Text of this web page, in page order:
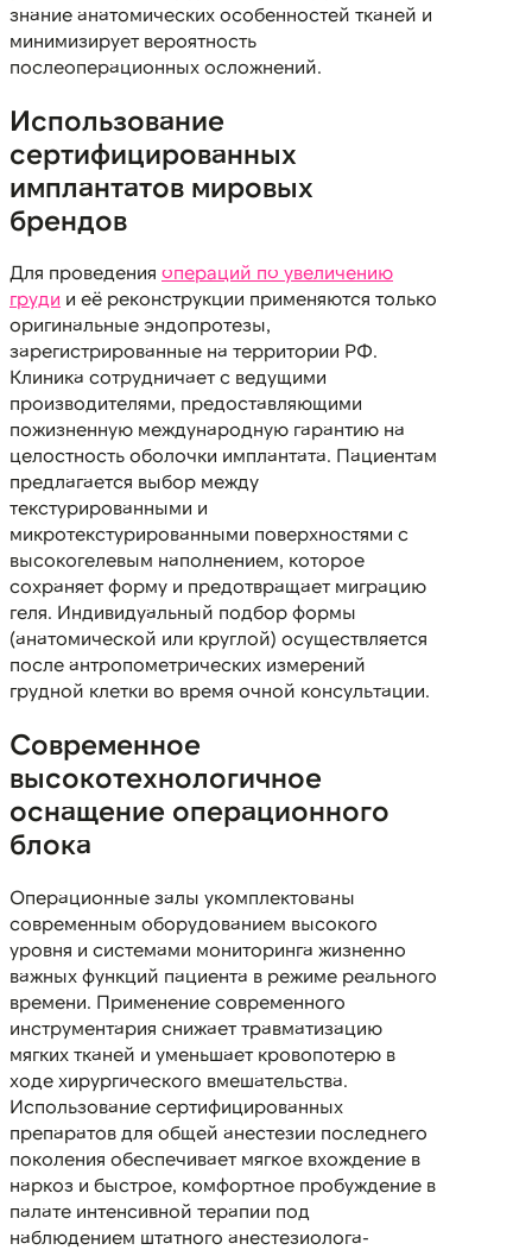
знание анатомических особенностей тканей и
минимизирует вероятность
послеоперационных осложнений.
Использование
сертифицированных
имплантатов мировых
брендов
Для проведения операций по увеличению
груди и её реконструкции применяются только
оригинальные эндопротезы,
зарегистрированные на территории РФ.
Клиника сотрудничает с ведущими
производителями, предоставляющими
пожизненную международную гарантию на
целостность оболочки имплантата. Пациентам
предлагается выбор между
текстурированными и
микротекстурированными поверхностями с
высокогелевым наполнением, которое
сохраняет форму и предотвращает миграцию
геля. Индивидуальный подбор формы
(анатомической или круглой) осуществляется
после антропометрических измерений
грудной клетки во время очной консультации.
Современное
высокотехнологичное
оснащение операционного
блока
Операционные залы укомплектованы
современным оборудованием высокого
уровня и системами мониторинга жизненно
важных функций пациента в режиме реального
времени. Применение современного
инструментария снижает травматизацию
мягких тканей и уменьшает кровопотерю в
ходе хирургического вмешательства.
Использование сертифицированных
препаратов для общей анестезии последнего
поколения обеспечивает мягкое вхождение в
наркоз и быстрое, комфортное пробуждение в
палате интенсивной терапии под
наблюдением штатного анестезиолога-